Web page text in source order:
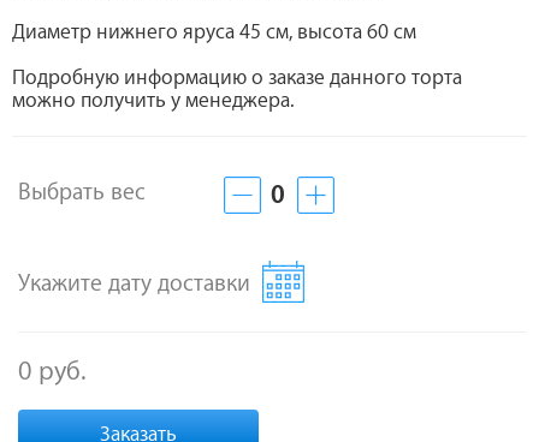
Диаметр нижнего яруса 45 см, высота 60 см
Подробную информацию о заказе данного торта
можно получить у менеджера.
Выбрать вес 0
Укажите дату доставки
0 руб.
Заказать